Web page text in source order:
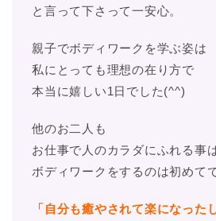
と言って下さって一安心。
親子でボディワークを学ぶ姿は
私にとっても理想の在り方で
本当に嬉しい1日でした(^^)
他のお二人も
お仕事で人のカラダにふれる事
ボディワークをするのは初めて
「自分も癒やされて楽になった